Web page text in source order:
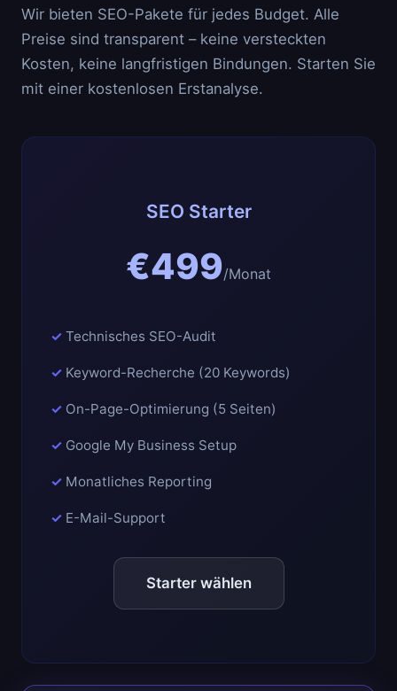
Wir bieten SEO-Pakete für jedes Budget. Alle
Preise sind transparent – keine versteckten
Kosten, keine langfristigen Bindungen. Starten Sie
mit einer kostenlosen Erstanalyse.
SEO Starter
€499/Monat
Technisches SEO-Audit
Keyword-Recherche (20 Keywords)
On-Page-Optimierung (5 Seiten)
Google My Business Setup
Monatliches Reporting
E-Mail-Support
Starter wählen